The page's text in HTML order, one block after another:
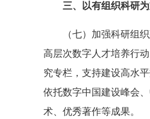
三、以有组织科研
（七）加强科研组
高层次数字人才培养行
究专栏，支持建设高水
依托数字中国建设峰会
术、优秀著作等成果。